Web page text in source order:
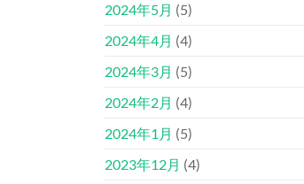
2024年5月 (5)
2024年4月 (4)
2024年3月 (5)
2024年2月 (4)
2024年1月 (5)
2023年12月 (4)